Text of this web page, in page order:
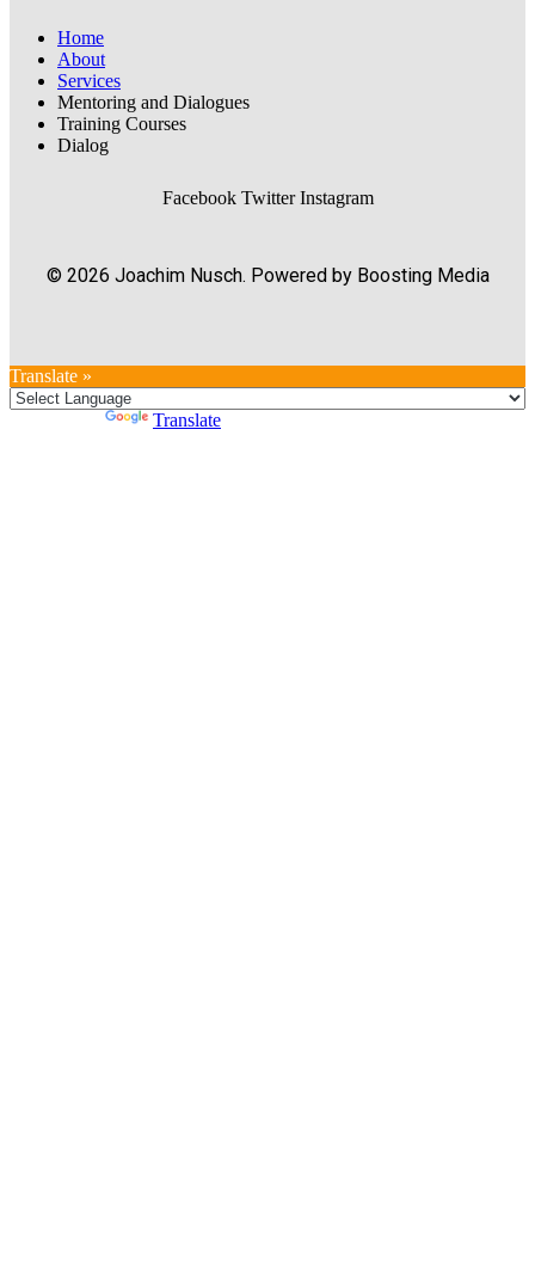
Home
About
Services
Mentoring and Dialogues
Training Courses
Dialog
Facebook Twitter Instagram
© 2026 Joachim Nusch. Powered by Boosting Media
Translate »
Translate